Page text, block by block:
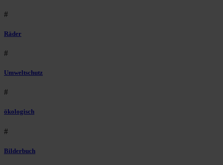
#
Räder
#
Umweltschutz
#
ökologisch
#
Bilderbuch